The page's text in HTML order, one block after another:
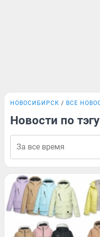
НОВОСИБИРСК ВСЕ
Новости по